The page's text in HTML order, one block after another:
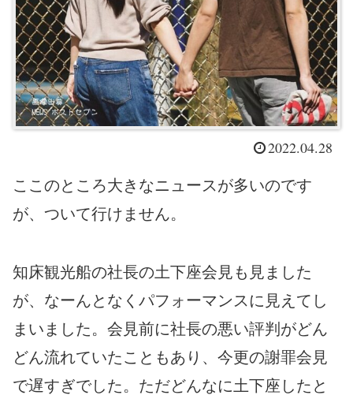
2022.04.28
ここのところ大きなニュースが多いのです
が、ついて行けません。
知床観光船の社長の土下座会見も見ました
が、なーんとなくパフォーマンスに見えてし
まいました。会見前に社長の悪い評判がどん
どん流れていたこともあり、今更の謝罪会見
で遅すぎでした。ただどんなに土下座したと